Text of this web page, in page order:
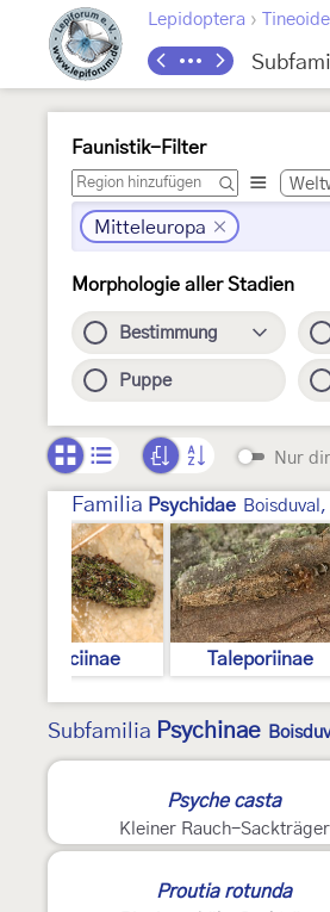
Lepidoptera ›
Faunistik-Filter
Mitteleuropa
Morphologie aller Stadien
Bestimmung
Puppe
Nur
Familia Psychidae Boisduval,
Naryciinae Taleporiinae
Subfamilia Psychinae
Psyche casta
Kleiner Rauch-Sackträger
Proutia rotunda